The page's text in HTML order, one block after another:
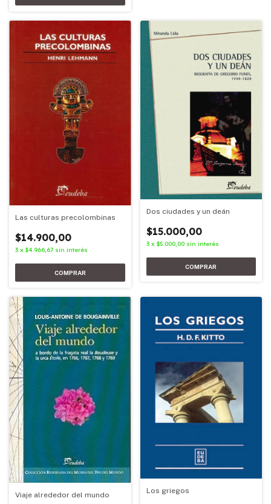
Las culturas precolombinas
$14.900,00
3 x $4.966,67 sin interés
Dos ciudades y un deán
$15.000,00
3 x $5.000,00 sin interés
Viaje alrededor del mundo Los griegos